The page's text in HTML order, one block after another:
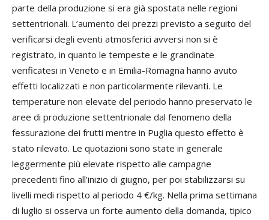
parte della produzione si era già spostata nelle regioni
settentrionali. L’aumento dei prezzi previsto a seguito del
verificarsi degli eventi atmosferici avversi non si è
registrato, in quanto le tempeste e le grandinate
verificatesi in Veneto e in Emilia-Romagna hanno avuto
effetti localizzati e non particolarmente rilevanti. Le
temperature non elevate del periodo hanno preservato le
aree di produzione settentrionale dal fenomeno della
fessurazione dei frutti mentre in Puglia questo effetto è
stato rilevato. Le quotazioni sono state in generale
leggermente più elevate rispetto alle campagne
precedenti fino all’inizio di giugno, per poi stabilizzarsi su
livelli medi rispetto al periodo 4 €/kg. Nella prima settimana
di luglio si osserva un forte aumento della domanda, tipico